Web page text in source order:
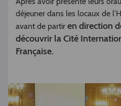
déjeuner dans les locaux de
avant de partir en direction
découvrir la Cité
Française.